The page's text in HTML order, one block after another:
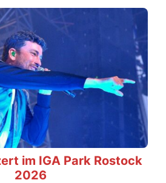
im IGA Park Rostock
2026